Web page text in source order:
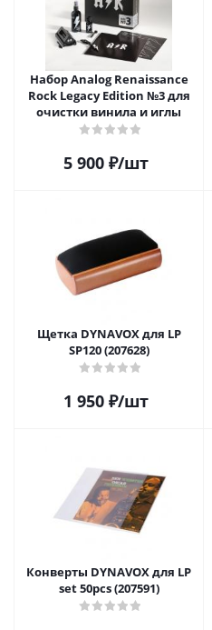
Набор Analog Renaissance
Rock Legacy Edition №3 для
очистки винила и иглы
5 900₽/шт
Щетка DYNAVOX для LP
SP120 (207628)
1 950₽/шт
Конверты DYNAVOX для LP
set 50pcs (207591)